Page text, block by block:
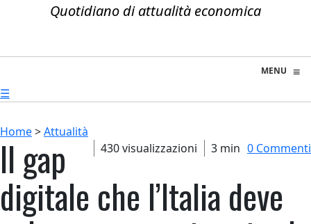
Quotidiano di attualità economica
MENU ≡
☰
Home>Attualità
430 visualizzazioni
3 min 0 Commenti
Il gap
digitale che l’Italia deve